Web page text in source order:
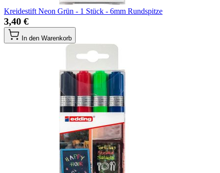
Kreidestift Neon Grün - 1 Stück - 6mm Rundspitze
3,40 €
In den Warenkorb